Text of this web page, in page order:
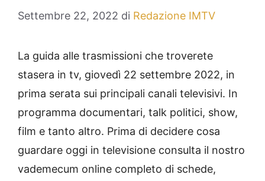
Settembre 22, 2022 di Redazione IMTV
La guida alle trasmissioni che troverete
stasera in tv, giovedì 22 settembre 2022, in
prima serata sui principali canali televisivi. In
programma documentari, talk politici, show,
film e tanto altro. Prima di decidere cosa
guardare oggi in televisione consulta il nostro
vademecum online completo di schede,